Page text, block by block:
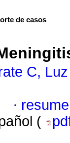
de casos
C,
·
(